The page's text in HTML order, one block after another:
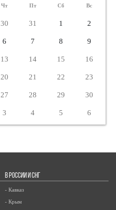
Чт Пт Сб Вс
30 31 1 2
6 7 8 9
13 14 15 16
20 21 22 23
27 28 29 30
3 4 5 6
В РОССИИ И СНГ
- Кавказ
- Крым